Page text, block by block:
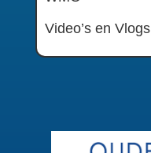
Video’s en Vlogs